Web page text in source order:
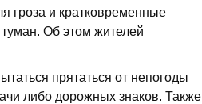
гроза и кратковременные
Об этом жителей
прятаться от непогоды
либо дорожных знаков. Также